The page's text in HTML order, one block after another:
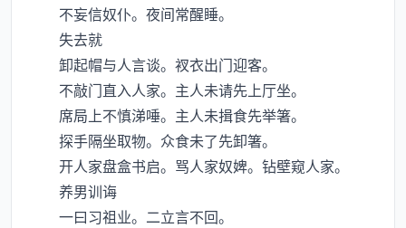
不妄信奴仆。夜间常醒睡。
失去就
卸起帽与人言谈。衩衣出门迎客。
不敲门直入人家。主人未请先上厅坐。
席局上不慎涕唾。主人未揖食先举箸。
探手隔坐取物。众食未了先卸箸。
开人家盘盒书启。骂人家奴婢。钻壁窥人家。
养男训诲
一曰习祖业。二立言不回。